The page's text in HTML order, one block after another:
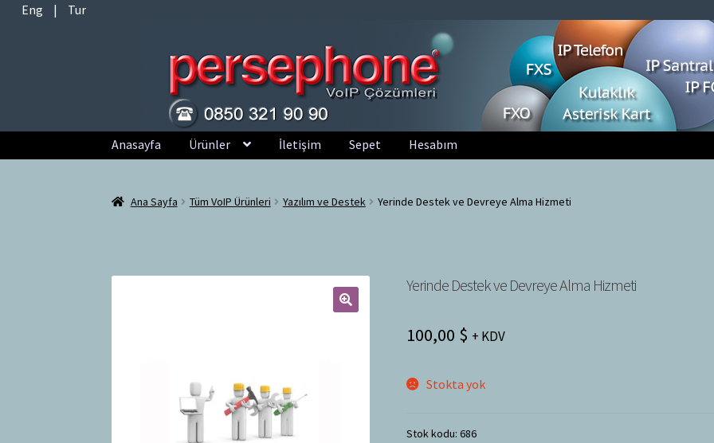
Eng | Tur
Dolaşıma
geç
İçeriğe
geç
Anasayfa Ürünler İletişim Sepet Hesabım
Ana Sayfa Tüm VoIP Ürünleri Yazılım ve Destek Yerinde Destek ve Devreye Alma Hizmeti
Yerinde Destek ve Devreye Alma Hizmeti
100,00 $ + KDV
Stokta yok
Stok kodu:686